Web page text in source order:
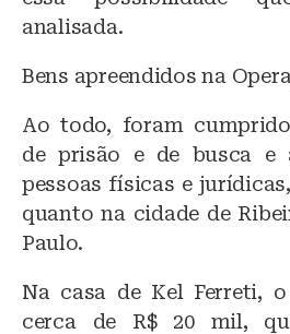
analisada.
Bens apreendidos na
Ao todo, foram
de prisão e de busca e
pessoas físicas e
quanto na cidade de
Paulo.
Na casa de Kel Ferreti, o
cerca de R$ 20 mil,